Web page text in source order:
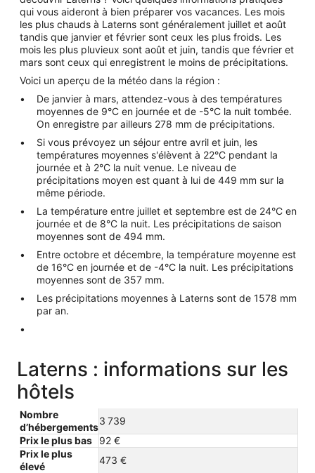
qui vous aideront à bien préparer vos vacances. Les mois
les plus chauds à Laterns sont généralement juillet et août
tandis que janvier et février sont ceux les plus froids. Les
mois les plus pluvieux sont août et juin, tandis que février et
mars sont ceux qui enregistrent le moins de précipitations.
Voici un aperçu de la météo dans la région :
De janvier à mars, attendez-vous à des températures
moyennes de 9°C en journée et de -5°C la nuit tombée.
On enregistre par ailleurs 278 mm de précipitations.
Si vous prévoyez un séjour entre avril et juin, les
températures moyennes s'élèvent à 22°C pendant la
journée et à 2°C la nuit venue. Le niveau de
précipitations moyen est quant à lui de 449 mm sur la
même période.
La température entre juillet et septembre est de 24°C en
journée et de 8°C la nuit. Les précipitations de saison
moyennes sont de 494 mm.
Entre octobre et décembre, la température moyenne est
de 16°C en journée et de -4°C la nuit. Les précipitations
moyennes sont de 357 mm.
Les précipitations moyennes à Laterns sont de 1578 mm
par an.
Laterns : informations sur les
hôtels
Nombre
d’hébergements
3 739
Prix le plus bas
92 €
Prix le plus
élevé
473 €